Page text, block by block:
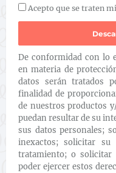
Acepto que se traten
De conformidad con lo
en materia de
datos serán tratados
finalidad de
de nuestros productos
puedan resultar de su
sus datos personales;
inexactos; solicitar
tratamiento; o solicitar
poder ejercer estos